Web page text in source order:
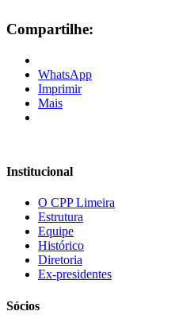
Compartilhe:
WhatsApp
Imprimir
Mais
Institucional
O CPP Limeira
Estrutura
Equipe
Histórico
Diretoria
Ex-presidentes
Sócios